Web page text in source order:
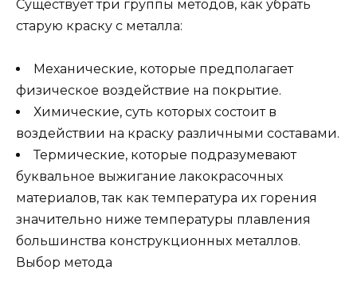
Существует три группы методов, как убрать
старую краску с металла:
Механические, которые предполагает
физическое воздействие на покрытие.
Химические, суть которых состоит в
воздействии на краску различными составами.
Термические, которые подразумевают
буквальное выжигание лакокрасочных
материалов, так как температура их горения
значительно ниже температуры плавления
большинства конструкционных металлов.
Выбор метода